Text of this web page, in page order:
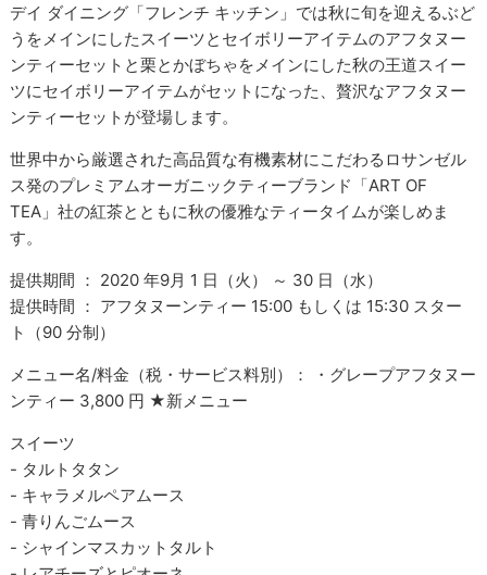
デイ ダイニング「フレンチ キッチン」では秋に旬を迎えるぶど
うをメインにしたスイーツとセイボリーアイテムのアフタヌー
ンティーセットと栗とかぼちゃをメインにした秋の王道スイー
ツにセイボリーアイテムがセットになった、贅沢なアフタヌー
ンティーセットが登場します。
世界中から厳選された高品質な有機素材にこだわるロサンゼル
ス発のプレミアムオーガニックティーブランド「ART OF
TEA」社の紅茶とともに秋の優雅なティータイムが楽しめま
す。
提供期間 ： 2020 年9月 1 日（火） ～ 30 日（水）
提供時間 ： アフタヌーンティー 15:00 もしくは 15:30 スター
ト（90 分制）
メニュー名/料金（税・サービス料別）： ・グレープアフタヌー
ンティー 3,800 円 ★新メニュー
スイーツ
- タルトタタン
- キャラメルペアムース
- 青りんごムース
- シャインマスカットタルト